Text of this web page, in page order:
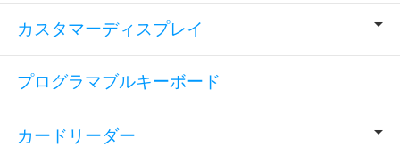
カスタマーディスプレイ
プログラマブルキーボード
カードリーダー